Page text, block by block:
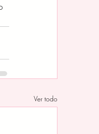
Ver todo